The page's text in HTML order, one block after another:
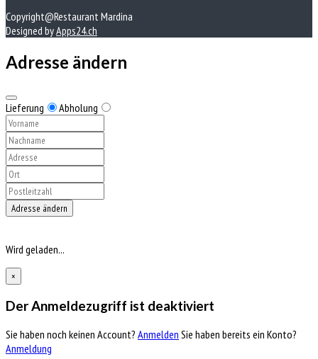
Copyright@Restaurant Mardina
Designed byApps24.ch
Adresse ändern
Lieferung Abholung
Adresse ändern
Wird geladen...
×
Der Anmeldezugriff ist deaktiviert
Sie haben noch keinen Account? Anmelden Sie haben bereits ein Konto?
Anmeldung